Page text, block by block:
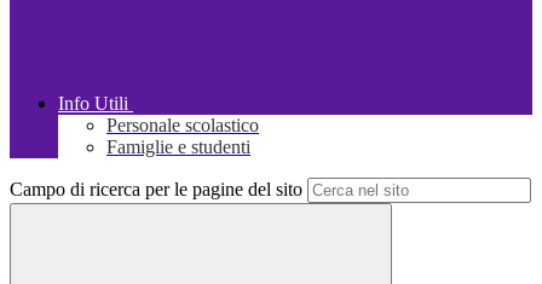
Info Utili
Personale scolastico
Famiglie e studenti
Campo di ricerca per le pagine del sito